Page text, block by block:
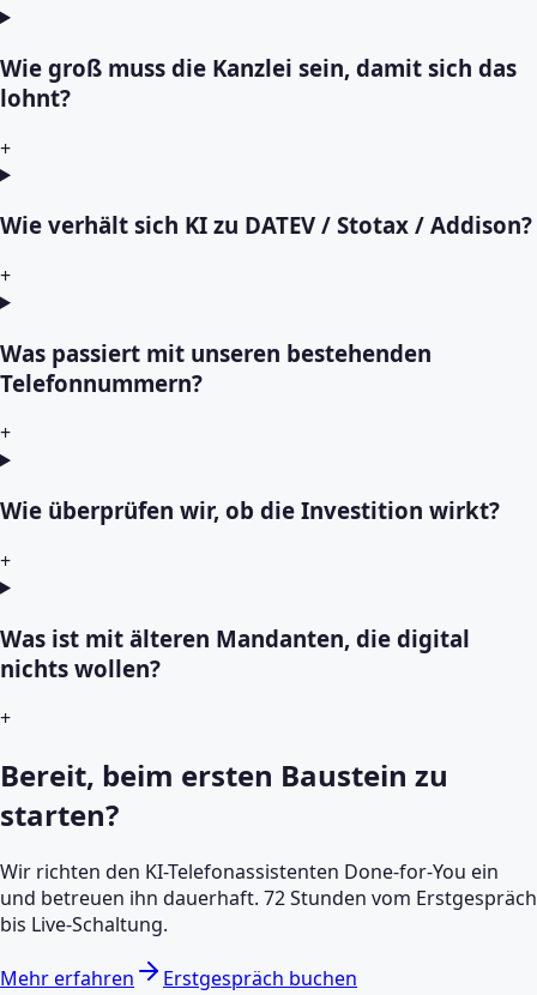
Wie groß muss die Kanzlei sein, damit sich das
lohnt?
+
Wie verhält sich KI zu DATEV / Stotax / Addison?
+
Was passiert mit unseren bestehenden
Telefonnummern?
+
Wie überprüfen wir, ob die Investition wirkt?
+
Was ist mit älteren Mandanten, die digital
nichts wollen?
+
Bereit, beim ersten Baustein zu
starten?
Wir richten den KI-Telefonassistenten Done-for-You ein
und betreuen ihn dauerhaft. 72 Stunden vom Erstgespräch
bis Live-Schaltung.
Mehr erfahren
Erstgespräch buchen